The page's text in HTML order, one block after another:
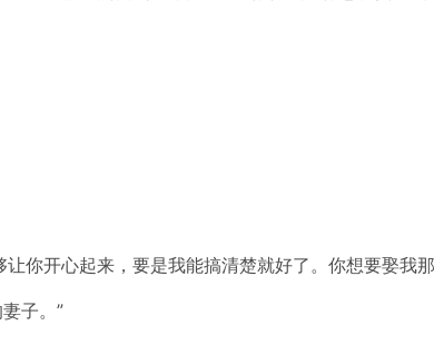
你开心起来，要是我能搞清楚就好了。你想要娶我
子。”